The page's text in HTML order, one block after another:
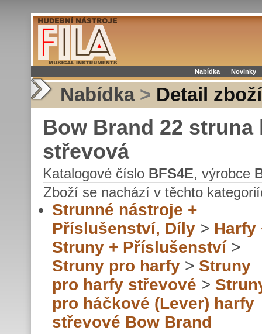
Nabídka Novinky
Nabídka > Detail zboží
Bow Brand 22 struna
střevová
Katalogové číslo BFS4E, výrobce
Zboží se nachází v těchto
Strunné nástroje +
Příslušenství, Díly > Harfy
Struny + Příslušenství >
Struny pro harfy > Struny
pro harfy střevové >
pro háčkové (Lever) harfy
střevové Bow Brand